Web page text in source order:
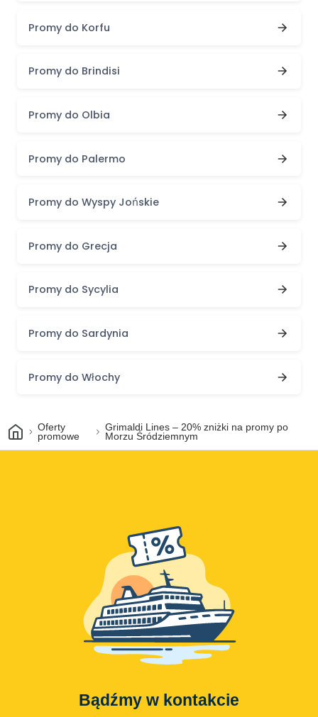
Promy do Korfu
Promy do Brindisi
Promy do Olbia
Promy do Palermo
Promy do Wyspy Jońskie
Promy do Grecja
Promy do Sycylia
Promy do Sardynia
Promy do Włochy
DomOferty
promowe
Grimaldi Lines – 20% zniżki na promy po
Morzu Śródziemnym
Bądźmy w kontakcie